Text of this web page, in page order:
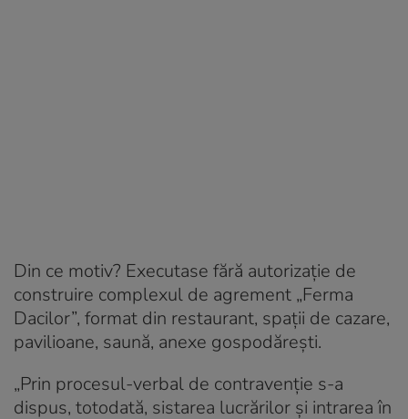
Din ce motiv? Executase fără autorizație de
construire complexul de agrement „Ferma
Dacilor”, format din restaurant, spaţii de cazare,
pavilioane, saună, anexe gospodăreşti.
„Prin procesul-verbal de contravenţie s-a
dispus, totodată, sistarea lucrărilor şi intrarea în